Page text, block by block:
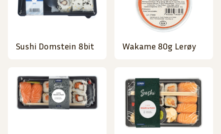
Sushi Domstein 8bit Wakame 80g Lerøy